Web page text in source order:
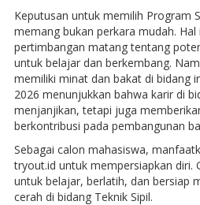
Keputusan untuk memilih Program
memang bukan perkara mudah.
pertimbangan matang tentang
untuk belajar dan berkembang.
memiliki minat dan bakat di bidang
2026 menunjukkan bahwa karir di
menjanjikan, tetapi juga
berkontribusi pada pembangunan
Sebagai calon mahasiswa,
tryout.id untuk mempersiapkan diri.
untuk belajar, berlatih, dan bersiap
cerah di bidang Teknik Sipil.